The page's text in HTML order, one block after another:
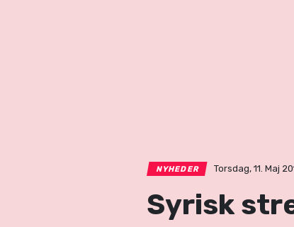
NYHEDER Torsdag, 11. Maj
Syrisk